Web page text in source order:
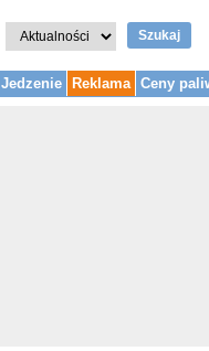
Szukaj
Jedzenie Reklama Ceny